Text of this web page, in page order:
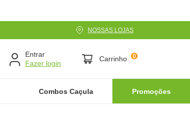
NOSSAS LOJAS
Entrar
Carrinho 0
Combos Caçula Promoções